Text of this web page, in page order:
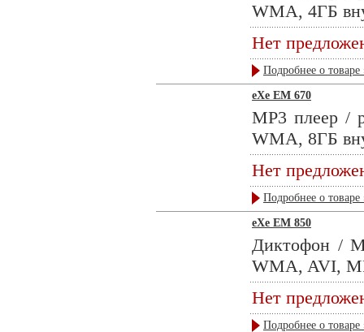
WMA, 4ГБ
Нет
Подробнее о товаре
eXe EM 670
MP3 плеер /
WMA, 8ГБ
Нет
Подробнее о товаре
eXe EM 850
Диктофон /
WMA, AVI,
Нет
Подробнее о товаре